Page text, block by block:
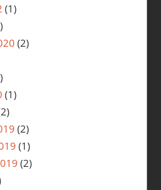
(1)
(2)
(1)
(2)
(1)
(2)